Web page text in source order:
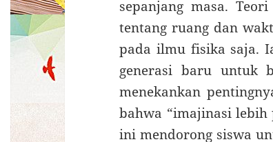
sepanjang masa.
tentang ruang dan
pada ilmu fisika saja.
generasi baru untuk
menekankan
bahwa “imajinasi lebih
ini mendorong siswa